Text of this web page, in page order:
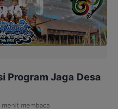
Program Jaga Desa
menit membaca